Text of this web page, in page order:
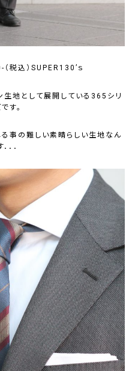
税込）SUPER130’ｓ
地として展開している365シリ
す。
事の難しい素晴らしい生地なん
．．